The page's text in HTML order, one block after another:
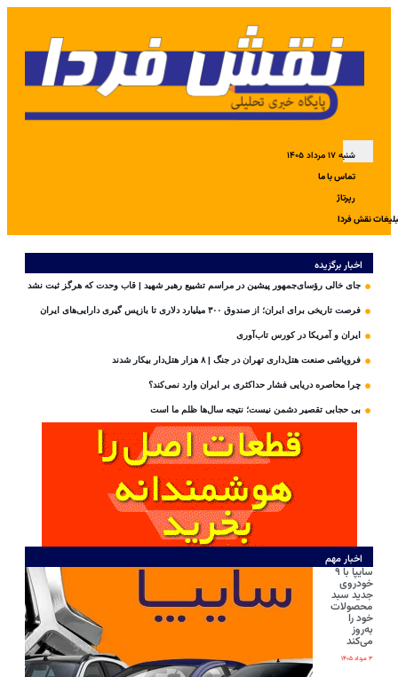
شنبه ۱۷ مرداد ۱۴۰۵
تماس با ما
رپرتاژ
نقش فردا
اخبار برگزیده
جای خالی رؤسای‌جمهور پیشین در مراسم تشییع رهبر شهید | قاب وحدت که هرگز ثبت نشد
فرصت تاریخی برای ایران؛ از صندوق ۳۰۰ میلیارد دلاری تا بازپس گیری دارایی‌های ایران
ایران و آمریکا در کورس تاب‌آوری
فروپاشی صنعت هتل‌داری تهران در جنگ | ۸ هزار هتل‌دار بیکار شدند
چرا محاصره دریایی فشار حداکثری بر ایران وارد نمی‌کند؟
بی‌ حجابی تقصیر دشمن نیست؛ نتیجه سال‌ها ظلم ما است
اخبار مهم
سایپا با ۹
خودروی
جدید سبد
محصولات
خود را
به‌روز
می‌کند
۳ مرداد ۱۴۰۵